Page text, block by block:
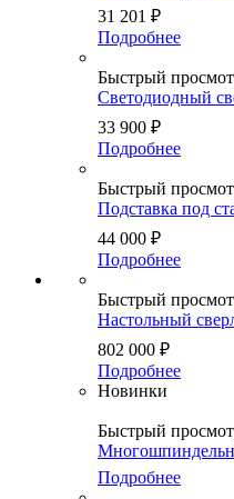
31 201 ₽
Подробнее
Быстрый
Светодиодный
33 900 ₽
Подробнее
Быстрый
Подставка под
44 000 ₽
Подробнее
Быстрый
Настольный
802 000 ₽
Подробнее
Новинки
Быстрый
Подробнее